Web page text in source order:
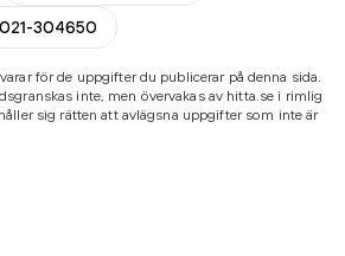
021-304650
för de uppgifter du publicerar på denna sida.
inte, men övervakas av hitta.se i rimlig
sig rätten att avlägsna uppgifter som inte är